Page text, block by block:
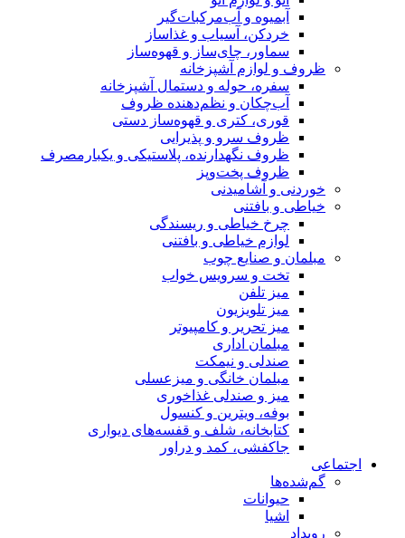
آبمیوه و آب‌مرکبات‌گیر
خردکن، آسیاب و غذاساز
سماور، چای‌ساز و قهوه‌ساز
ظروف و لوازم آشپزخانه
سفره، حوله و دستمال آشپزخانه
آب‌چکان و نظم‌دهنده ظروف
قوری، کتری و قهوه‌ساز دستی
ظروف سرو و پذیرایی
ظروف نگهدارنده، پلاستیکی و یکبارمصرف
ظروف پخت‌وپز
خوردنی و آشامیدنی
خیاطی و بافتنی
چرخ خیاطی و ریسندگی
لوازم خیاطی و بافتنی
مبلمان و صنایع چوب
تخت و سرویس خواب
میز تلفن
میز تلویزیون
میز تحریر و کامپیوتر
مبلمان اداری
صندلی و نیمکت
مبلمان خانگی و میزعسلی
میز و صندلی غذاخوری
بوفه، ویترین و کنسول
کتابخانه، شلف و قفسه‌های دیواری
جاکفشی، کمد و دراور
اجتماعی
گم‌شده‌ها
حیوانات
اشیا
رویداد